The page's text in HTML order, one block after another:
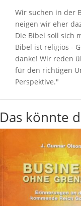
Wir suchen in der
neigen wir eher
Die Bibel soll sich
Bibel ist religiös -
danke! Wir reden
für den richtigen
Perspektive."
Das könnte